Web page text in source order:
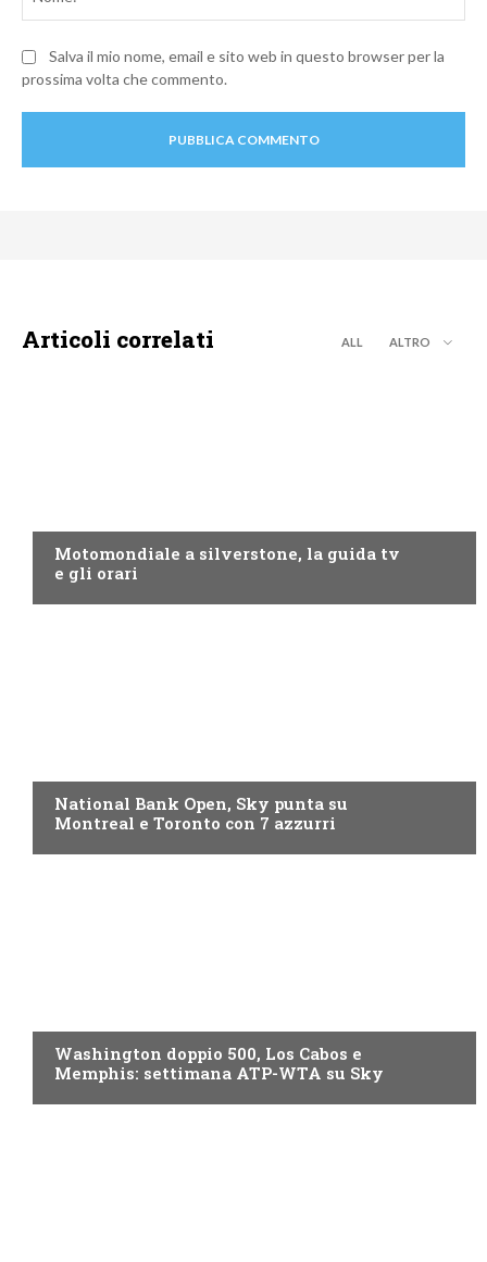
Salva il mio nome, email e sito web in questo browser per la
prossima volta che commento.
Articoli correlati ALL ALTRO
Motomondiale a silverstone, la guida tv
e gli orari
National Bank Open, Sky punta su
Montreal e Toronto con 7 azzurri
Washington doppio 500, Los Cabos e
Memphis: settimana ATP-WTA su Sky